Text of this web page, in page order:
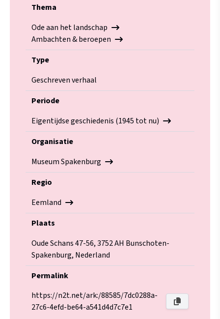
Thema
Ode aan het landschap
Ambachten & beroepen
Type
Geschreven verhaal
Periode
Eigentijdse geschiedenis (1945 tot nu)
Organisatie
Museum Spakenburg
Regio
Eemland
Plaats
Oude Schans 47-56, 3752 AH Bunschoten-
Spakenburg, Nederland
Permalink
https://n2t.net/ark:/88585/7dc0288a-
27c6-4efd-be64-a541d4d7c7e1